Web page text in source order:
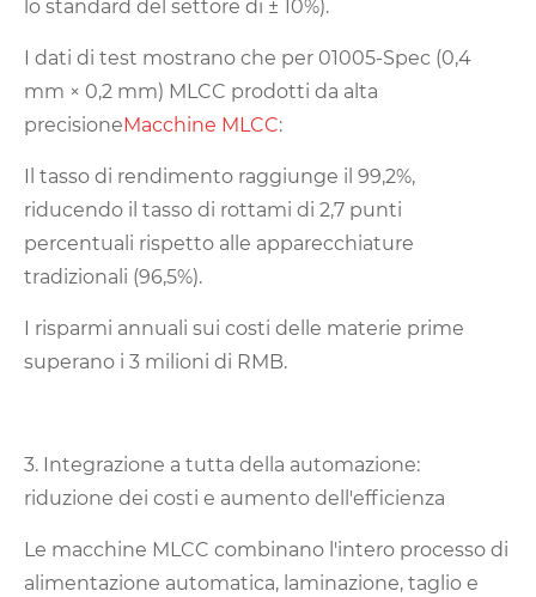
lo standard del settore di ± 10%).
I dati di test mostrano che per 01005-Spec (0,4
mm × 0,2 mm) MLCC prodotti da alta
precisioneMacchine MLCC:
Il tasso di rendimento raggiunge il 99,2%,
riducendo il tasso di rottami di 2,7 punti
percentuali rispetto alle apparecchiature
tradizionali (96,5%).
I risparmi annuali sui costi delle materie prime
superano i 3 milioni di RMB.
3. Integrazione a tutta della automazione:
riduzione dei costi e aumento dell'efficienza
Le macchine MLCC combinano l'intero processo di
alimentazione automatica, laminazione, taglio e